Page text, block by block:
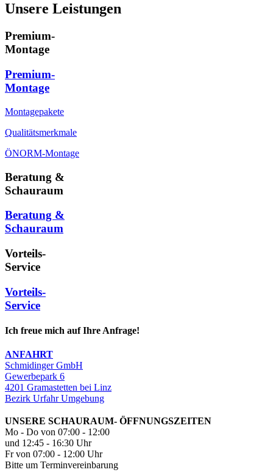
Unsere Leistungen
Premium-
Montage
Premium-
Montage
Montagepakete
Qualitätsmerkmale
ÖNORM-Montage
Beratung &
Schauraum
Beratung &
Schauraum
Vorteils-
Service
Vorteils-
Service
Ich freue mich auf Ihre Anfrage!
ANFAHRT
Schmidinger GmbH
Gewerbepark 6
4201 Gramastetten bei Linz
Bezirk Urfahr Umgebung
UNSERE SCHAURAUM- ÖFFNUNGSZEITEN
Mo - Do von 07:00 - 12:00
und 12:45 - 16:30 Uhr
Fr von 07:00 - 12:00 Uhr
Bitte um Terminvereinbarung